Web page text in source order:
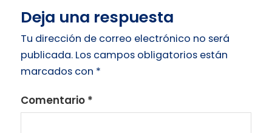
Deja una respuesta
Tu dirección de correo electrónico no será
publicada. Los campos obligatorios están
marcados con *
Comentario *